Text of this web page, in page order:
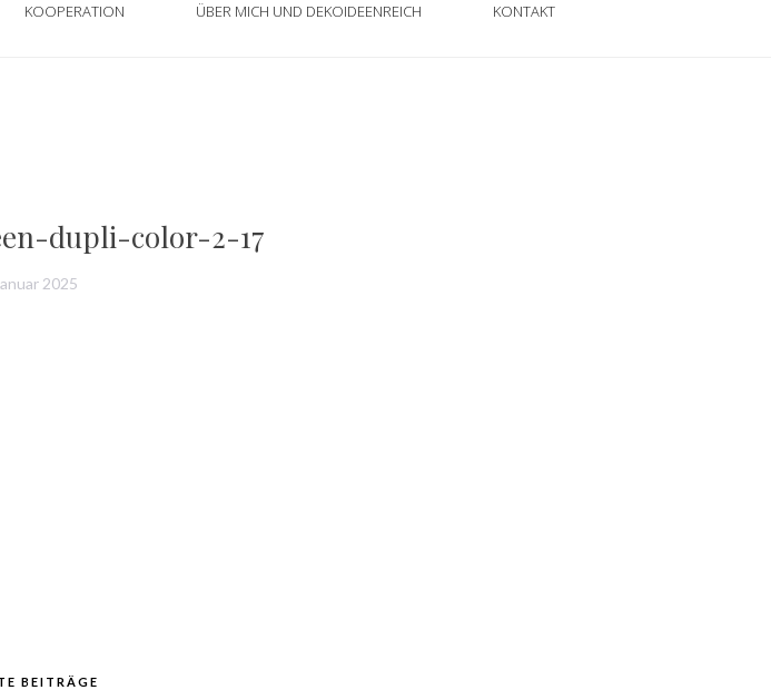
KOOPERATION ÜBER MICH UND DEKOIDEENREICH KONTAKT
dupli-color-2-17
2025
BEITRÄGE